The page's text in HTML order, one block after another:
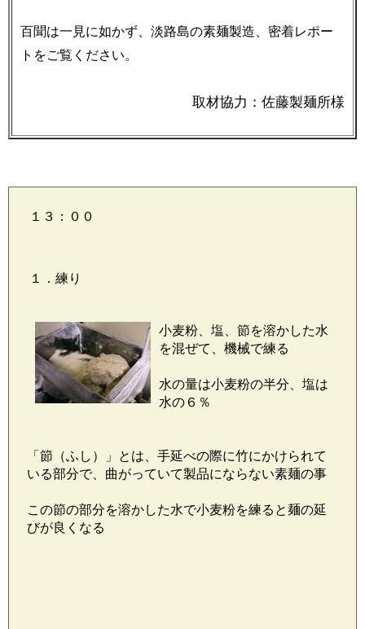
百聞は一見に如かず、淡路島の素麺製造、密着レポー
トをご覧ください。
取材協力：佐藤製麺所様
１３：００
１．練り
小麦粉、塩、節を溶かした水
を混ぜて、機械で練る
水の量は小麦粉の半分、塩は
水の６％
「節（ふし）」とは、手延べの際に竹にかけられて
いる部分で、曲がっていて製品にならない素麺の事
この節の部分を溶かした水で小麦粉を練ると麺の延
びが良くなる